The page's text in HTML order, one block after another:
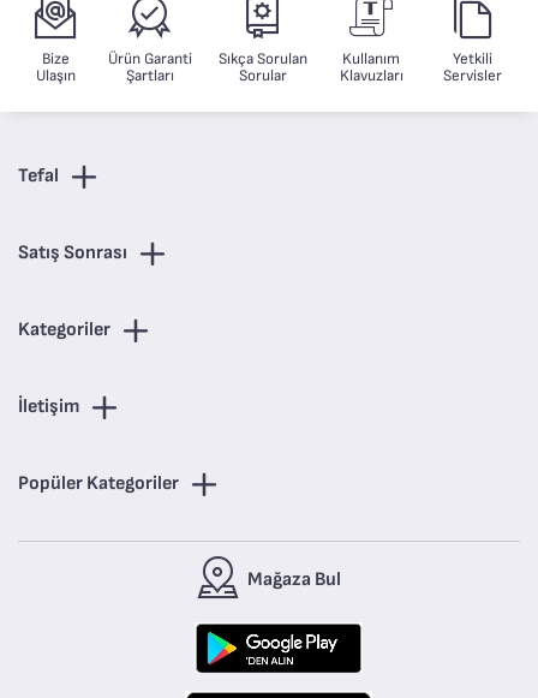
Bize
Ulaşın
Ürün Garanti
Şartları
Sıkça Sorulan
Sorular
Kullanım
Klavuzları
Yetkili
Servisler
Tefal
Satış Sonrası
Kategoriler
İletişim
Popüler Kategoriler
Mağaza Bul